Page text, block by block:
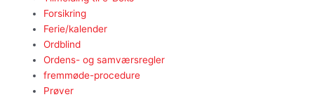
Forsikring
Ferie/kalender
Ordblind
Ordens- og samværsregler
fremmøde-procedure
Prøver